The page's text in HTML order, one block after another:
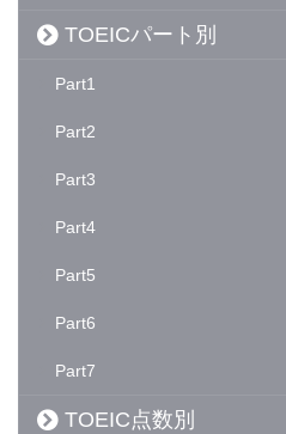
TOEICパート別
Part1
Part2
Part3
Part4
Part5
Part6
Part7
TOEIC点数別